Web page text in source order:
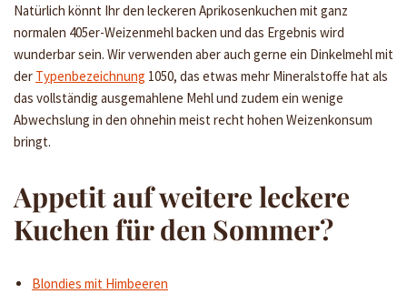
Natürlich könnt Ihr den leckeren Aprikosenkuchen mit ganz
normalen 405er-Weizenmehl backen und das Ergebnis wird
wunderbar sein. Wir verwenden aber auch gerne ein Dinkelmehl mit
der Typenbezeichnung 1050, das etwas mehr Mineralstoffe hat als
das vollständig ausgemahlene Mehl und zudem ein wenige
Abwechslung in den ohnehin meist recht hohen Weizenkonsum
bringt.
Appetit auf weitere leckere
Kuchen für den Sommer?
Blondies mit Himbeeren